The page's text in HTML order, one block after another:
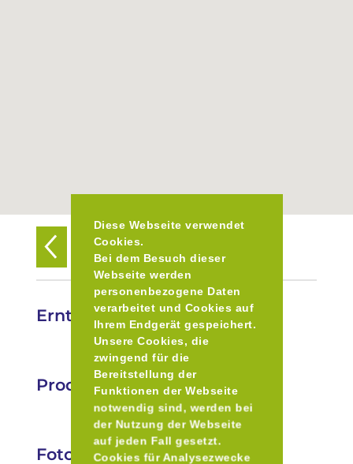
Diese Webseite verwendet
Cookies.
Bei dem Besuch dieser
Webseite werden
personenbezogene Daten
verarbeitet und Cookies auf
Ihrem Endgerät gespeichert.
Unsere Cookies, die
zwingend für die
Bereitstellung der
Funktionen der Webseite
notwendig sind, werden bei
der Nutzung der Webseite
auf jeden Fall gesetzt.
Cookies für Analysezwecke
Zurück zur Übersicht
Erntebox Pasing
Produkte
Fotos